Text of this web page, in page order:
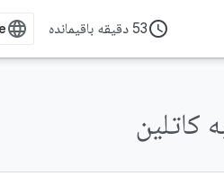
access_time53 دقیقه باقیمانده
کاتلین